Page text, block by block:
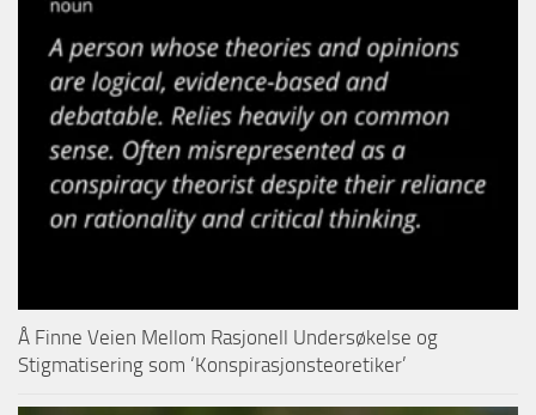
Å Finne Veien Mellom Rasjonell Undersøkelse og
Stigmatisering som ‘Konspirasjonsteoretiker’